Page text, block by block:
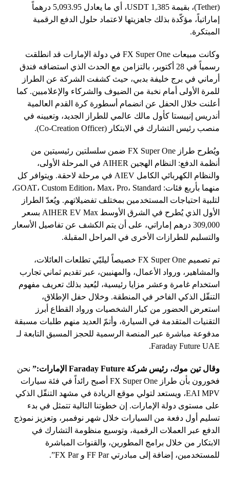
(Tether)، بقيمة 1,385 USDT، أي ما يعادل 5,093.95 درهماً
إماراتياً، مؤكّدة بذلك جاهزيتها لاعتماد حلول الدفع الرقمية
المبتكرة.
وكانت مبيعات FX Super One في دولة الإمارات قد انطلقت
رسمياً في 28 أكتوبر، بالتزامن مع الحدث الذي استضافه فندق
أرماني في برج خليفة بدبي، حيث كشفت الشركة عن الطراز
للمرة الأولى أمام نخبة من الضيوف والشركاء والإعلاميين. كما
أعلنت خلال الحفل عن انضمام أسطورة كرة القدم العالمية
أندريس إنييستا كأول مالك عالمي للطراز الجديد، وتعيينه في
منصب رئيس التشارك في الابتكار (Co-Creation Officer).
ويُطرح طراز FX Super One ضمن سلسلتين رئيسيتين من
أنظمة الدفع: النظام الهجين AIHER في المرحلة الأولى،
والنظام الكهربائي الكامل AIEV في مرحلة لاحقة. ويتوافر كل
منهما بأربع فئات: GOAT، Custom Edition، Max، Pro، Standard،
لتلبية احتياجات المستخدمين بمختلف تفضيلاتهم. ويُعدّ الطراز
الأول الذي يُطرح في الشرق الأوسط AIHER EV Max بسعر
309,000 درهم إماراتي، على أن يتم الكشف عن تفاصيل الأسعار
والتسليم للطرازات الأخرى في المراحل المقبلة.
تم تصميم FX Super One خصيصاً ليلبّي تطلعات العائلات،
والمشاهير، ورواد الأعمال، والمهنيين، عبر تقديم ثماني تجارب
استخدام غامرة وعشر مزايا رئيسية، ليُعيد بذلك تعريف مفهوم
التنقّل الذكي الفاخر في المنطقة. وخلال حفل الإطلاق،
استعرض الحضور من كبار الشخصيات ورواد القطاع أبرز
التقنيات المتقدمة في السيارة، وأتمّ العديد منهم طلبات مسبقة
مدفوعة مباشرة عبر المنصة الرسمية للحجز المسبق التابعة لـ
Faraday Future UAE.
وقال تين موك، رئيس شركة الإمارات:” نحن
فخورون بأن طراز FX Super One أصبح رائداً في فئة سيارات
EAI MPV، ويستعد لتولي موقع الريادة في مشهد التنقّل الذكي
على مستوى دولة الإمارات. إن خطوتنا التالية تتمثل في بدء
تسليم أول دفعة من السيارات خلال شهر نوفمبر، وتعزيز نموذج
الدفع عبر العملات الرقمية، وتوسيع منظومة التشارك في
الابتكار من خلال برامج المطورين، والقنوات المباشرة
للمستخدمين، إضافة إلى مبادرتي FF Par و FX Par”.